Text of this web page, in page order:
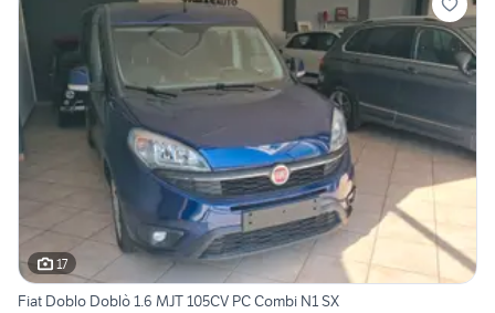
17
Fiat Doblo Doblò 1.6 MJT 105CV PC Combi N1 SX